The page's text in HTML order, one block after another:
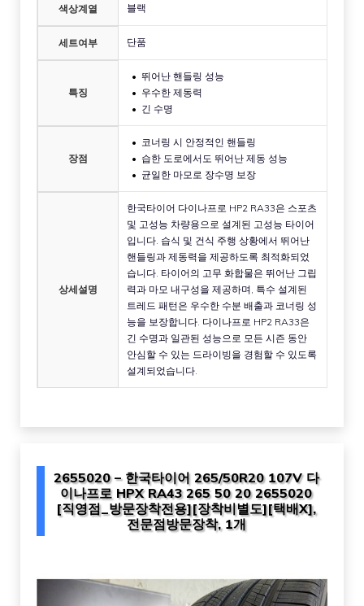
색상계열 블랙
세트여부 단품
특징
뛰어난 핸들링 성능
우수한 제동력
긴 수명
장점
코너링 시 안정적인 핸들링
습한 도로에서도 뛰어난 제동 성능
균일한 마모로 장수명 보장
상세설명
한국타이어 다이나프로 HP2 RA33은 스포츠
및 고성능 차량용으로 설계된 고성능 타이어
입니다. 습식 및 건식 주행 상황에서 뛰어난
핸들링과 제동력을 제공하도록 최적화되었
습니다. 타이어의 고무 화합물은 뛰어난 그립
력과 마모 내구성을 제공하며, 특수 설계된
트레드 패턴은 우수한 수분 배출과 코너링 성
능을 보장합니다. 다이나프로 HP2 RA33은
긴 수명과 일관된 성능으로 모든 시즌 동안
안심할 수 있는 드라이빙을 경험할 수 있도록
설계되었습니다.
2655020 – 한국타이어 265/50R20 107V 다
이나프로 HPX RA43 265 50 20 2655020
[직영점_방문장착전용][장착비별도][택배X],
전문점방문장착, 1개